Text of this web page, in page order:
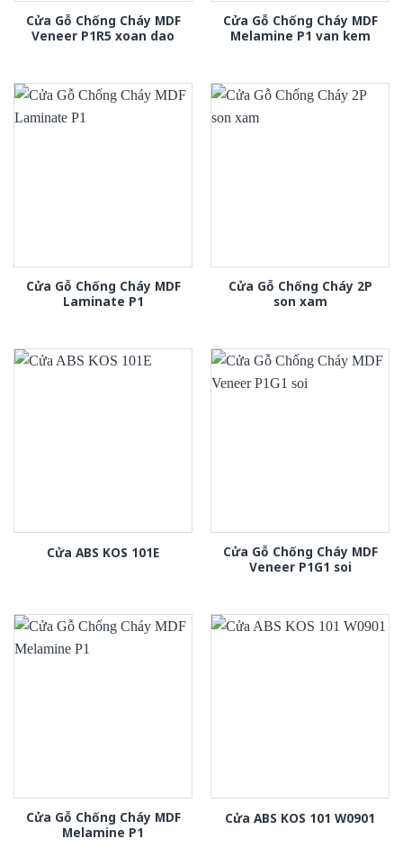
Cửa Gỗ Chống Cháy MDF
Veneer P1R5 xoan dao
Cửa Gỗ Chống Cháy MDF
Melamine P1 van kem
Cửa Gỗ Chống Cháy MDF
Laminate P1
Cửa Gỗ Chống Cháy 2P
son xam
Cửa ABS KOS 101E
Cửa Gỗ Chống Cháy MDF
Veneer P1G1 soi
Cửa Gỗ Chống Cháy MDF
Melamine P1
Cửa ABS KOS 101 W0901